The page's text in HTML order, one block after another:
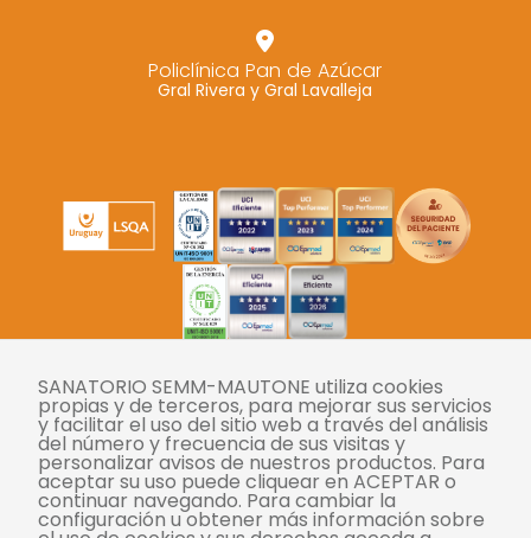
Policlínica Pan de Azúcar
Gral Rivera y Gral Lavalleja
Instagram
Facebook
Twitter
YouTube
LinkedIn
Tasas
Derechos y deberes
SANATORIO SEMM-MAUTONE utiliza cookies
propias y de terceros, para mejorar sus servicios
y facilitar el uso del sitio web a través del análisis
del número y frecuencia de sus visitas y
personalizar avisos de nuestros productos. Para
aceptar su uso puede cliquear en ACEPTAR o
continuar navegando. Para cambiar la
configuración u obtener más información sobre